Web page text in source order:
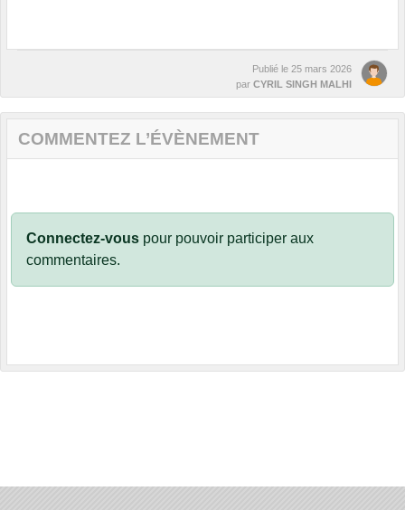
Publié le 25 mars 2026
par CYRIL SINGH MALHI
COMMENTEZ L’ÉVÈNEMENT
Connectez-vous pour pouvoir participer aux
commentaires.